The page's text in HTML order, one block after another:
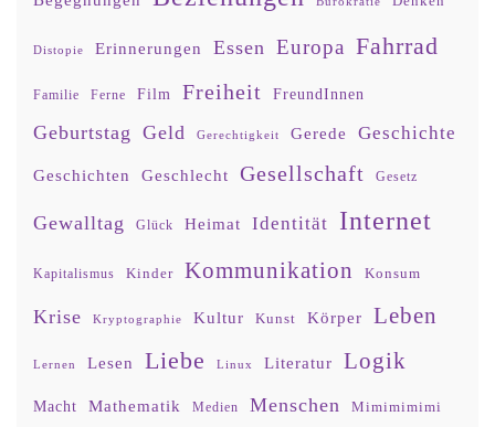
Distopie Erinnerungen Essen Europa Fahrrad
Familie Ferne Film Freiheit FreundInnen
Geburtstag Geld Gerechtigkeit Gerede Geschichte
Geschichten Geschlecht Gesellschaft Gesetz
Gewalltag Glück Heimat Identität Internet
Kapitalismus Kinder Kommunikation Konsum
Krise Kryptographie Kultur Kunst Körper Leben
Lernen Lesen Liebe Linux Literatur Logik
Macht Mathematik Medien Menschen Mimimimimi